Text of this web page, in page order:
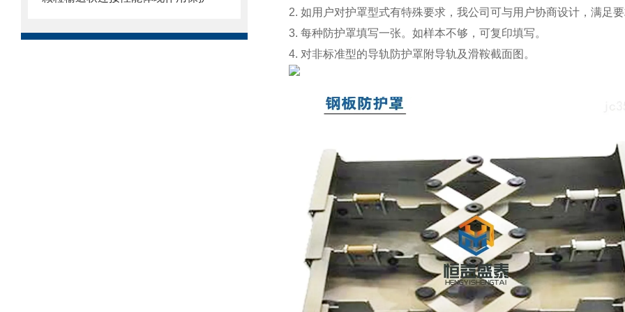
2. 如用户对护罩型式有特殊要求，我公司可与用户协商设计，满足
3. 每种防护罩填写一张。如样本不够，可复印填写。
4. 对非标准型的导轨防护罩附导轨及滑鞍截面图。